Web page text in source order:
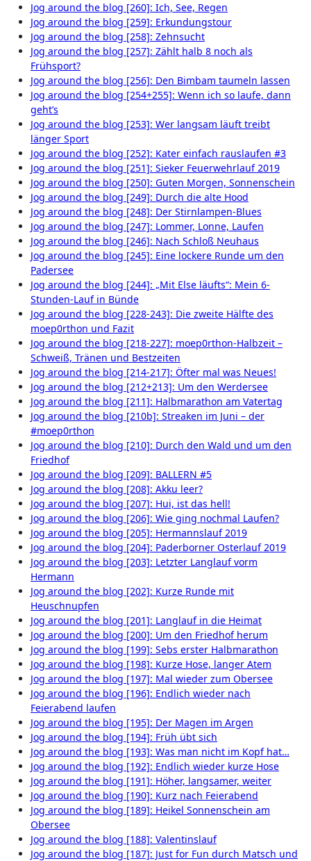
Jog around the blog [260]: Ich, See, Regen
Jog around the blog [259]: Erkundungstour
Jog around the blog [258]: Zehnsucht
Jog around the blog [257]: Zählt halb 8 noch als
Frühsport?
Jog around the blog [256]: Den Bimbam taumeln lassen
Jog around the blog [254+255]: Wenn ich so laufe, dann
geht’s
Jog around the blog [253]: Wer langsam läuft treibt
länger Sport
Jog around the blog [252]: Kater einfach rauslaufen #3
Jog around the blog [251]: Sieker Feuerwehrlauf 2019
Jog around the blog [250]: Guten Morgen, Sonnenschein
Jog around the blog [249]: Durch die alte Hood
Jog around the blog [248]: Der Stirnlampen-Blues
Jog around the blog [247]: Lommer, Lonne, Laufen
Jog around the blog [246]: Nach Schloß Neuhaus
Jog around the blog [245]: Eine lockere Runde um den
Padersee
Jog around the blog [244]: „Mit Else läufts“: Mein 6-
Stunden-Lauf in Bünde
Jog around the blog [228-243]: Die zweite Hälfte des
moep0rthon und Fazit
Jog around the blog [218-227]: moep0rthon-Halbzeit –
Schweiß, Tränen und Bestzeiten
Jog around the blog [214-217]: Öfter mal was Neues!
Jog around the blog [212+213]: Um den Werdersee
Jog around the blog [211]: Halbmarathon am Vatertag
Jog around the blog [210b]: Streaken im Juni – der
#moep0rthon
Jog around the blog [210]: Durch den Wald und um den
Friedhof
Jog around the blog [209]: BALLERN #5
Jog around the blog [208]: Akku leer?
Jog around the blog [207]: Hui, ist das hell!
Jog around the blog [206]: Wie ging nochmal Laufen?
Jog around the blog [205]: Hermannslauf 2019
Jog around the blog [204]: Paderborner Osterlauf 2019
Jog around the blog [203]: Letzter Langlauf vorm
Hermann
Jog around the blog [202]: Kurze Runde mit
Heuschnupfen
Jog around the blog [201]: Langlauf in die Heimat
Jog around the blog [200]: Um den Friedhof herum
Jog around the blog [199]: Sebs erster Halbmarathon
Jog around the blog [198]: Kurze Hose, langer Atem
Jog around the blog [197]: Mal wieder zum Obersee
Jog around the blog [196]: Endlich wieder nach
Feierabend laufen
Jog around the blog [195]: Der Magen im Argen
Jog around the blog [194]: Früh übt sich
Jog around the blog [193]: Was man nicht im Kopf hat…
Jog around the blog [192]: Endlich wieder kurze Hose
Jog around the blog [191]: Höher, langsamer, weiter
Jog around the blog [190]: Kurz nach Feierabend
Jog around the blog [189]: Heikel Sonnenschein am
Obersee
Jog around the blog [188]: Valentinslauf
Jog around the blog [187]: Just for Fun durch Matsch und